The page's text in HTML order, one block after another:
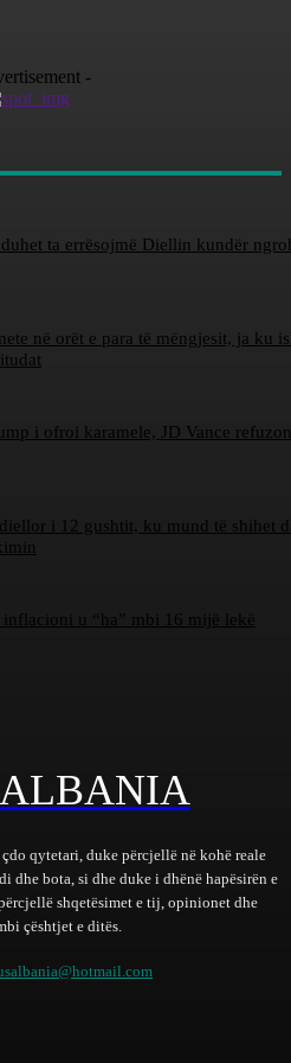
-
ta errësojmë Diellin kundër
në orët e para të mëngjesit, ja ku
i ofroi karamele, JD Vance
i 12 gushtit, ku mund të shihet
u “ha” mbi 16 mijë lekë
qytetari, duke përcjellë në kohë reale
dhe bota, si dhe duke i dhënë hapësirën e
shqetësimet e tij, opinionet dhe
çështjet e ditës.